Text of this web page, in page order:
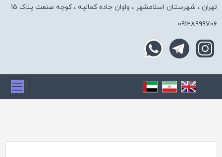
تهران ، شهرستان اسلامشهر ، واوان جاده کمالیه ، کوچه صنعت پلاک 15
09128999706